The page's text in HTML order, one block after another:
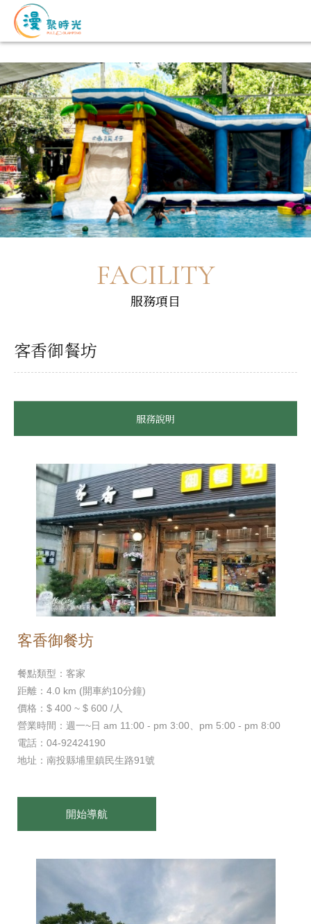
FACILITY
服務項目
客香御餐坊
服務說明
客香御餐坊
餐點類型：客家
距離：4.0 km (開車約10分鐘)
價格：$ 400 ~ $ 600 /人
營業時間：週一~日 am 11:00 - pm 3:00、pm 5:00 - pm 8:00
電話：04-92424190
地址：南投縣埔里鎮民生路91號
開始導航